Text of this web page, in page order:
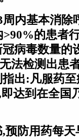
内基本消除
的患者
病毒数量的
法检测出患
出:凡服药
达到在全国
防用药每天